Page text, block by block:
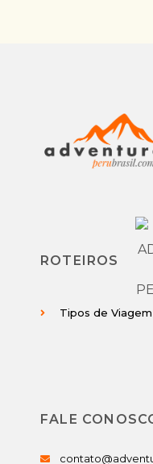
ROTEIROS
Tipos de Viagem
FALE